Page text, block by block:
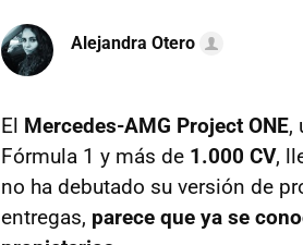
Alejandra Otero
El Mercedes-AMG Project ONE,
Fórmula 1 y más de 1.000 CV,
no ha debutado su versión de
entregas, parece que ya se